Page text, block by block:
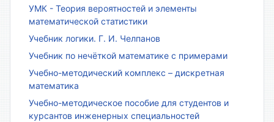
УМК - Теория вероятностей и элементы
математической статистики
Учебник логики. Г. И. Челпанов
Учебник по нечёткой математике с примерами
Учебно-методический комплекс – дискретная
математика
Учебно-методическое пособие для студентов и
курсантов инженерных специальностей